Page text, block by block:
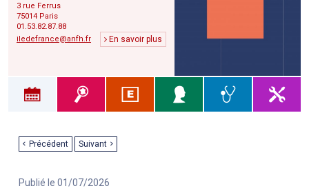
3 rue Ferrus
75014 Paris
01.53.82.87.88
iledefrance@anfh.fr
En savoir plus
Précédent Suivant
Publié le 01/07/2026